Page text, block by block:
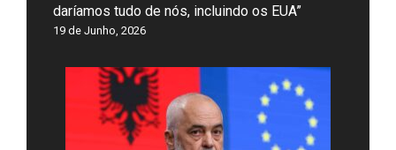
daríamos tudo de nós, incluindo os EUA”
19 de Junho, 2026